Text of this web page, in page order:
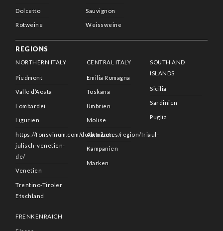
Dolcetto
Rotweine
Sauvignon
Weissweine
REGIONS
NORTHERN ITALY
Piedmont
Valle d’Aosta
Lombardei
Ligurien
https://fonsvinum.com/de/attributes/region/friaul-
julisch-venetien-
de/
Venetien
Trentino-Tiroler
Etschland
CENTRAL ITALY
Emilia Romagna
Toskana
Umbrien
Molise
Abruzzen
Kampanien
Marken
SOUTH AND
ISLANDS
Sicilia
Sardinien
Puglia
FRENKENRAICH